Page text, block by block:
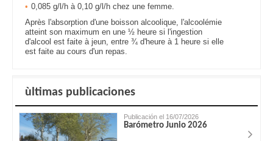
0,085 g/l/h à 0,10 g/l/h chez une femme.
Après l'absorption d'une boisson alcoolique, l'alcoolémie
atteint son maximum en une ½ heure si l'ingestion
d'alcool est faite à jeun, entre ¾ d'heure à 1 heure si elle
est faite au cours d'un repas.
ùltimas publicaciones
Publicación el 16/07/2026
Barómetro Junio 2026